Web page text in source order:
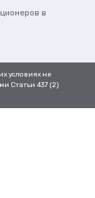
в
условиях не
Статьи 437 (2)